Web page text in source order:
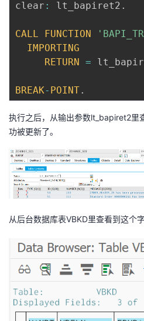
clear : lt_bapiret2 .
CALL FUNCTION
IMPORTING
RETURN =
BREAK- POINT.
执行之后，从输出参数lt_bapiret2里
功被更新了。
从后台数据库表VBKD里查看到这个